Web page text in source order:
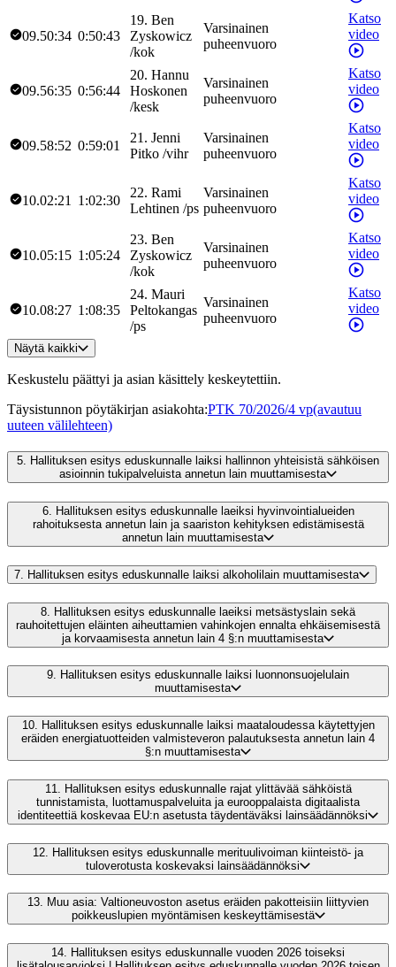
09.50:34 0:50:43
19. Ben
Zyskowicz
/kok
Varsinainen
puheenvuoro
Katso
video
09.56:35 0:56:44
20. Hannu
Hoskonen
/kesk
Varsinainen
puheenvuoro
Katso
video
09.58:52 0:59:01
21 . Jenni
Pitko /vihr
Varsinainen
puheenvuoro
Katso
video
10.02:21 1:02:30
22. Rami
Lehtinen /ps
Varsinainen
puheenvuoro
Katso
video
10.05:15 1:05:24
23. Ben
Zyskowicz
/kok
Varsinainen
puheenvuoro
Katso
video
10.08:27 1:08:35
24. Mauri
Peltokangas
/ps
Varsinainen
puheenvuoro
Katso
video
Näytä kaikki
Keskustelu päättyi ja asian käsittely keskeytettiin.
Täysistunnon pöytäkirjan asiakohta:PTK 70/2026/4 vp(avautuu
uuteen välilehteen)
5. Hallituksen esitys eduskunnalle laiksi hallinnon yhteisistä sähköisen
asioinnin tukipalveluista annetun lain muuttamisesta
6. Hallituksen esitys eduskunnalle laeiksi hyvinvointialueiden
rahoituksesta annetun lain ja saariston kehityksen edistämisestä
annetun lain muuttamisesta
7. Hallituksen esitys eduskunnalle laiksi alkoholilain muuttamisesta
8. Hallituksen esitys eduskunnalle laeiksi metsästyslain sekä
rauhoitettujen eläinten aiheuttamien vahinkojen ennalta ehkäisemisestä
ja korvaamisesta annetun lain 4 §:n muuttamisesta
9. Hallituksen esitys eduskunnalle laiksi luonnonsuojelulain
muuttamisesta
10. Hallituksen esitys eduskunnalle laiksi maataloudessa käytettyjen
eräiden energiatuotteiden valmisteveron palautuksesta annetun lain 4
§:n muuttamisesta
11.
Hallituksen esitys eduskunnalle rajat ylittävää sähköistä
tunnistamista, luottamuspalveluita ja eurooppalaista digitaalista
identiteettiä koskevaa EU:n asetusta täydentäväksi lainsäädännöksi
12. Hallituksen esitys eduskunnalle merituulivoiman kiinteistö- ja
tuloverotusta koskevaksi lainsäädännöksi
13. Muu asia: Valtioneuvoston asetus eräiden pakotteisiin liittyvien
poikkeuslupien myöntämisen keskeyttämisestä
14.
Hallituksen esitys eduskunnalle vuoden 2026 toiseksi